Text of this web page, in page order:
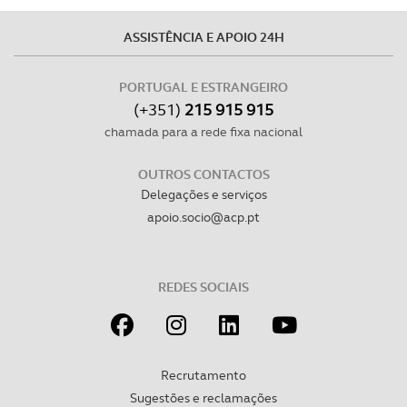
O ACP garantirá que as transferências internacionais de
dados pessoais serão realizadas apenas com o seu
consentimento e quando tal se afigure estritamente
Realçamos que o bloqueio de certo tipo de Cookies e
tecnologias similares pode ter impacto na sua
Consulte a política de cookies do site.
ASSISTÊNCIA E APOIO 24H
PORTUGAL E ESTRANGEIRO
(+351) 215 915 915
chamada para a rede fixa nacional
OUTROS CONTACTOS
Delegações e serviços
apoio.socio@acp.pt
REDES SOCIAIS
Recrutamento
Sugestões e reclamações